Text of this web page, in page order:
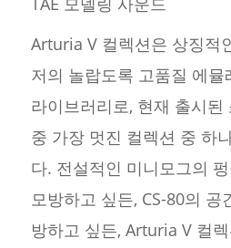
Arturia V 컬렉션은 상징적
저의 놀랍도록 고품질 에
라이브러리로, 현재 출시된
중 가장 멋진 컬렉션 중 하
다. 전설적인 미니모그의
모방하고 싶든, CS-80의 공
방하고 싶든, Arturia V 컬